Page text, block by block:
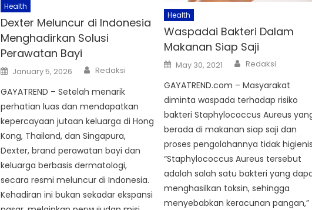
Health
Dexter Meluncur di Indonesia
Menghadirkan Solusi
Perawatan Bayi
Posted
on
January 5, 2026 Author
Redaksi
GAYATREND – Setelah menarik
perhatian luas dan mendapatkan
kepercayaan jutaan keluarga di Hong
Kong, Thailand, dan Singapura,
Dexter, brand perawatan bayi dan
keluarga berbasis dermatologi,
secara resmi meluncur di Indonesia.
Kehadiran ini bukan sekadar ekspansi
Health
Waspadai Bakteri Dalam
Makanan Siap Saji
Posted
on
May 30, 2021 Author
Redaksi
GAYATREND.com – Masyarakat
diminta waspada terhadap risiko
bakteri Staphylococcus Aureus
berada di makanan siap saji dan
proses pengolahannya tidak
“Staphylococcus Aureus tersebut
adalah salah satu bakteri yang
menghasilkan toksin, sehingga
menyebabkan keracunan pangan,”